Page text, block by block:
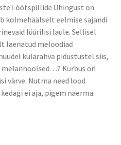
Lõõtspillide Ühingust on
kolmehäälselt eelmise sajandi
lüürilisi laule. Sellisel
laenatud meloodiad
külarahva pidustustel siis,
melanhoolsed…? Kurbus on
värve. Nutma need lood
ei aja, pigem naerma.